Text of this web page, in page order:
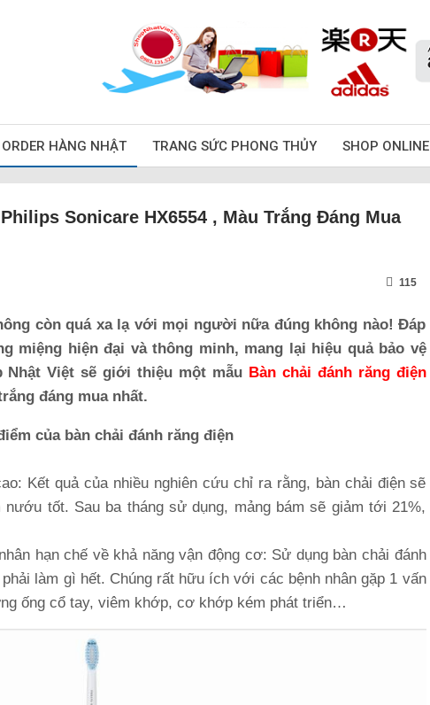
ORDER HÀNG NHẬT TRANG SỨC PHONG THỦY SHOP ONLINE
Sonicare HX6554 , Màu Trắng Đáng Mua
115
còn quá xa lạ với mọi người nữa đúng không nào! Đáp
miệng hiện đại và thông minh, mang lại hiệu quả bảo vệ
Nhật Việt sẽ giới thiệu một mẫu Bàn chải đánh răng điện
đáng mua nhất.
của bàn chải đánh răng điện
Kết quả của nhiều nghiên cứu chỉ ra rằng, bàn chải điện sẽ
nướu tốt. Sau ba tháng sử dụng, mảng bám sẽ giảm tới 21%,
hạn chế về khả năng vận động cơ: Sử dụng bàn chải đánh
làm gì hết. Chúng rất hữu ích với các bệnh nhân gặp 1 vấn
ống cổ tay, viêm khớp, cơ khớp kém phát triển…